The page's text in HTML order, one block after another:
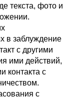
текста, фото и
в заблуждение
с другими
ими действий,
контакта с
с